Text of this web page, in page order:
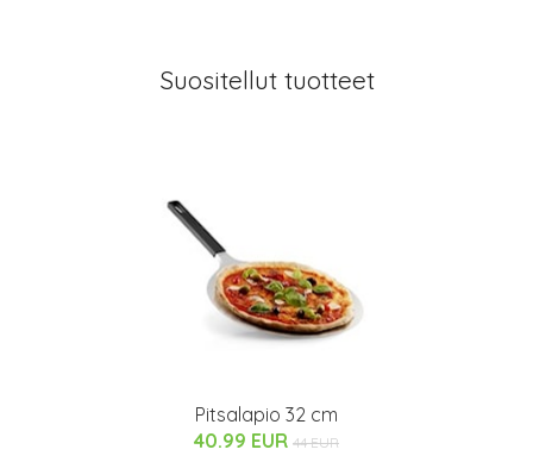
Suositellut tuotteet
Pitsalapio 32 cm
40.99 EUR 44 EUR